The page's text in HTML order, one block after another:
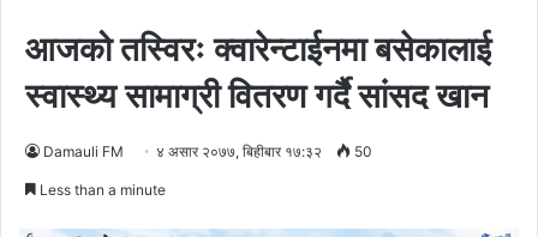
आजको तस्विरः क्वारेन्टाईनमा बसेकालाई
स्वास्थ्य सामाग्री वितरण गर्दै सांसद खान
Damauli FM ४ असार २०७७, बिहीबार १७:३२ 50
Less than a minute